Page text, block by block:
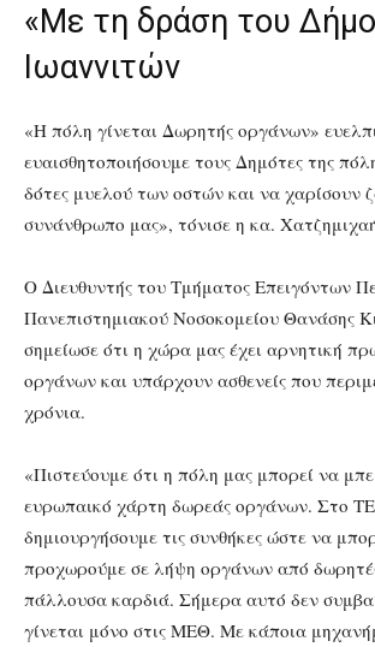
«Με τη δράση του
Ιωαννιτών
«Η πόλη γίνεται Δωρητής οργάνων»
ευαισθητοποιήσουμε τους Δημότες της
δότες μυελού των οστών και να χαρίσουν
συνάνθρωπο μας», τόνισε η κα.
Ο Διευθυντής του Τμήματος Επειγόντων
Πανεπιστημιακού Νοσοκομείου Θανάσης
σημείωσε ότι η χώρα μας έχει αρνητική
οργάνων και υπάρχουν ασθενείς που
χρόνια.
«Πιστεύουμε ότι η πόλη μας μπορεί να
ευρωπαικό χάρτη δωρεάς οργάνων. Στο
δημιουργήσουμε τις συνθήκες ώστε να
προχωρούμε σε λήψη οργάνων από
πάλλουσα καρδιά. Σήμερα αυτό δεν
γίνεται μόνο στις ΜΕΘ. Με κάποια